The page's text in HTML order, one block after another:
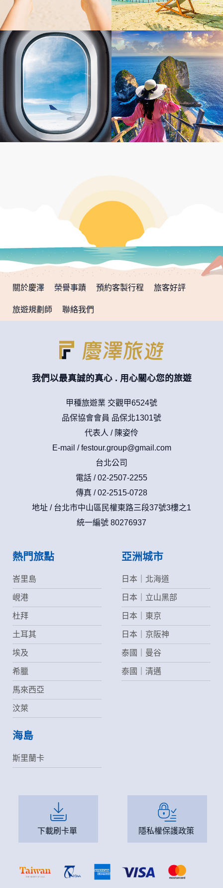
感謝Jimmy幫忙安排我們的峇里島蜜月旅
行 詢問及規劃過程皆有問必答又很有耐心解惑
超級讚👍🏻
林彤的服務沒話說的好👍，很貼心且熱心
處理意外情況，補救措施也令人滿意！非常推
薦！
思錡從簽約到出發前的行程說明解說得很
詳細，只要有任何小問題都很貼心回答並給予建
議👍👍👍 服務很優秀👏
關於慶澤 榮譽事蹟 預約客製行程 旅客好評
旅遊規劃師 聯絡我們
我們以最真誠的真心 . 用心關心您的旅遊
甲種旅遊業 交觀甲6524號
品保協會會員 品保北1301號
代表人 / 陳姿伶
E-mail /festour.group@gmail.com
台北公司
電話 / 02-2507-2255
傳真 / 02-2515-0728
地址 / 台北市中山區民權東路三段37號3樓之1
統一編號 80276937
熱門旅點
峇里島
峴港
杜拜
土耳其
埃及
希臘
馬來西亞
汶萊
亞洲城市
日本｜北海道
日本｜立山黑部
日本｜東京
日本｜京阪神
泰國｜曼谷
泰國｜清邁
海島
斯里蘭卡
下載刷卡單 隱私權保護政策